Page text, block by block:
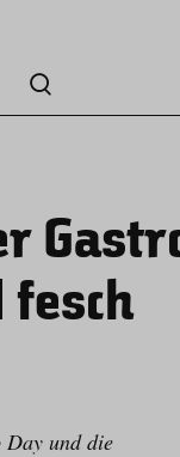
fesch
und die